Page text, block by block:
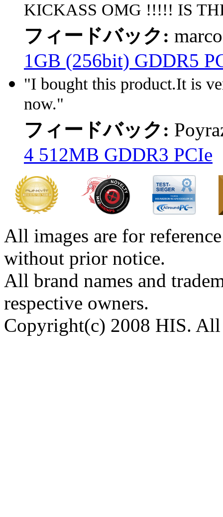
KICKASS OMG !!!!! IS
フィードバック:
1GB (256bit) GDDR5
"I bought this product.It is
now."
フィードバック:
4 512MB GDDR3 PCIe
All images are for
without prior notice.
All brand names and
respective owners.
Copyright(c) 2008 HIS. All